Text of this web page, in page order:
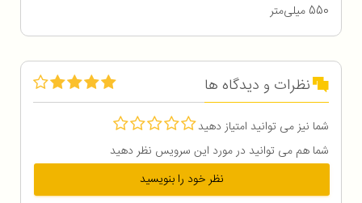
550 میلی‌متر
نظرات و دیدگاه ها
شما نیز می توانید امتیاز دهید
شما هم می توانید در مورد این سرویس نظر دهید
نظر خود را بنویسید